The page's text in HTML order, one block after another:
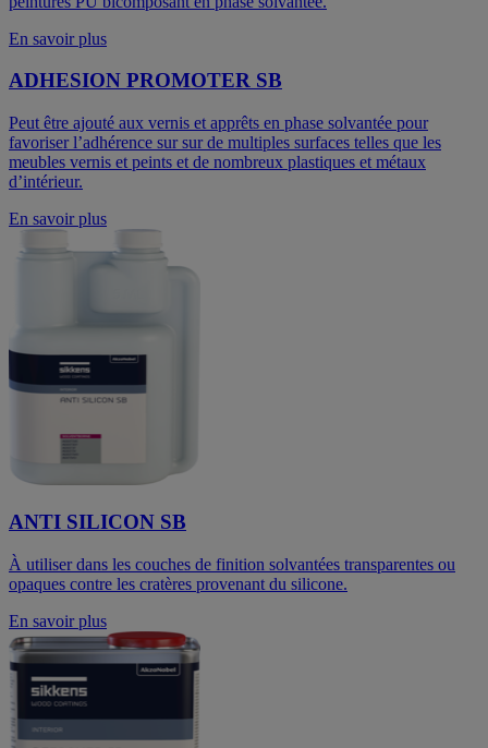
En savoir plus
ADHESION PROMOTER SB
Peut être ajouté aux vernis et apprêts en phase solvantée pour
favoriser l’adhérence sur sur de multiples surfaces telles que les
meubles vernis et peints et de nombreux plastiques et métaux
d’intérieur.
En savoir plus
ANTI SILICON SB
À utiliser dans les couches de finition solvantées transparentes ou
opaques contre les cratères provenant du silicone.
En savoir plus